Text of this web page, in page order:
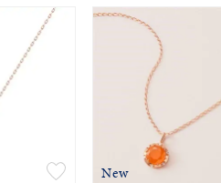
New